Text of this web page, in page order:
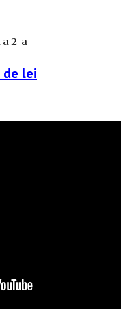
a 2-a
de lei